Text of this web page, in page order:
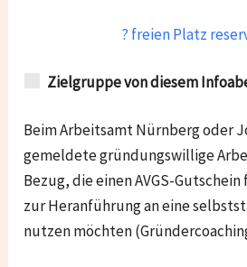
? freien Platz
Zielgruppe von diesem
Beim Arbeitsamt Nürnberg oder
gemeldete gründungswillige
Bezug, die einen AVGS-
zur Heranführung an eine
nutzen möchten